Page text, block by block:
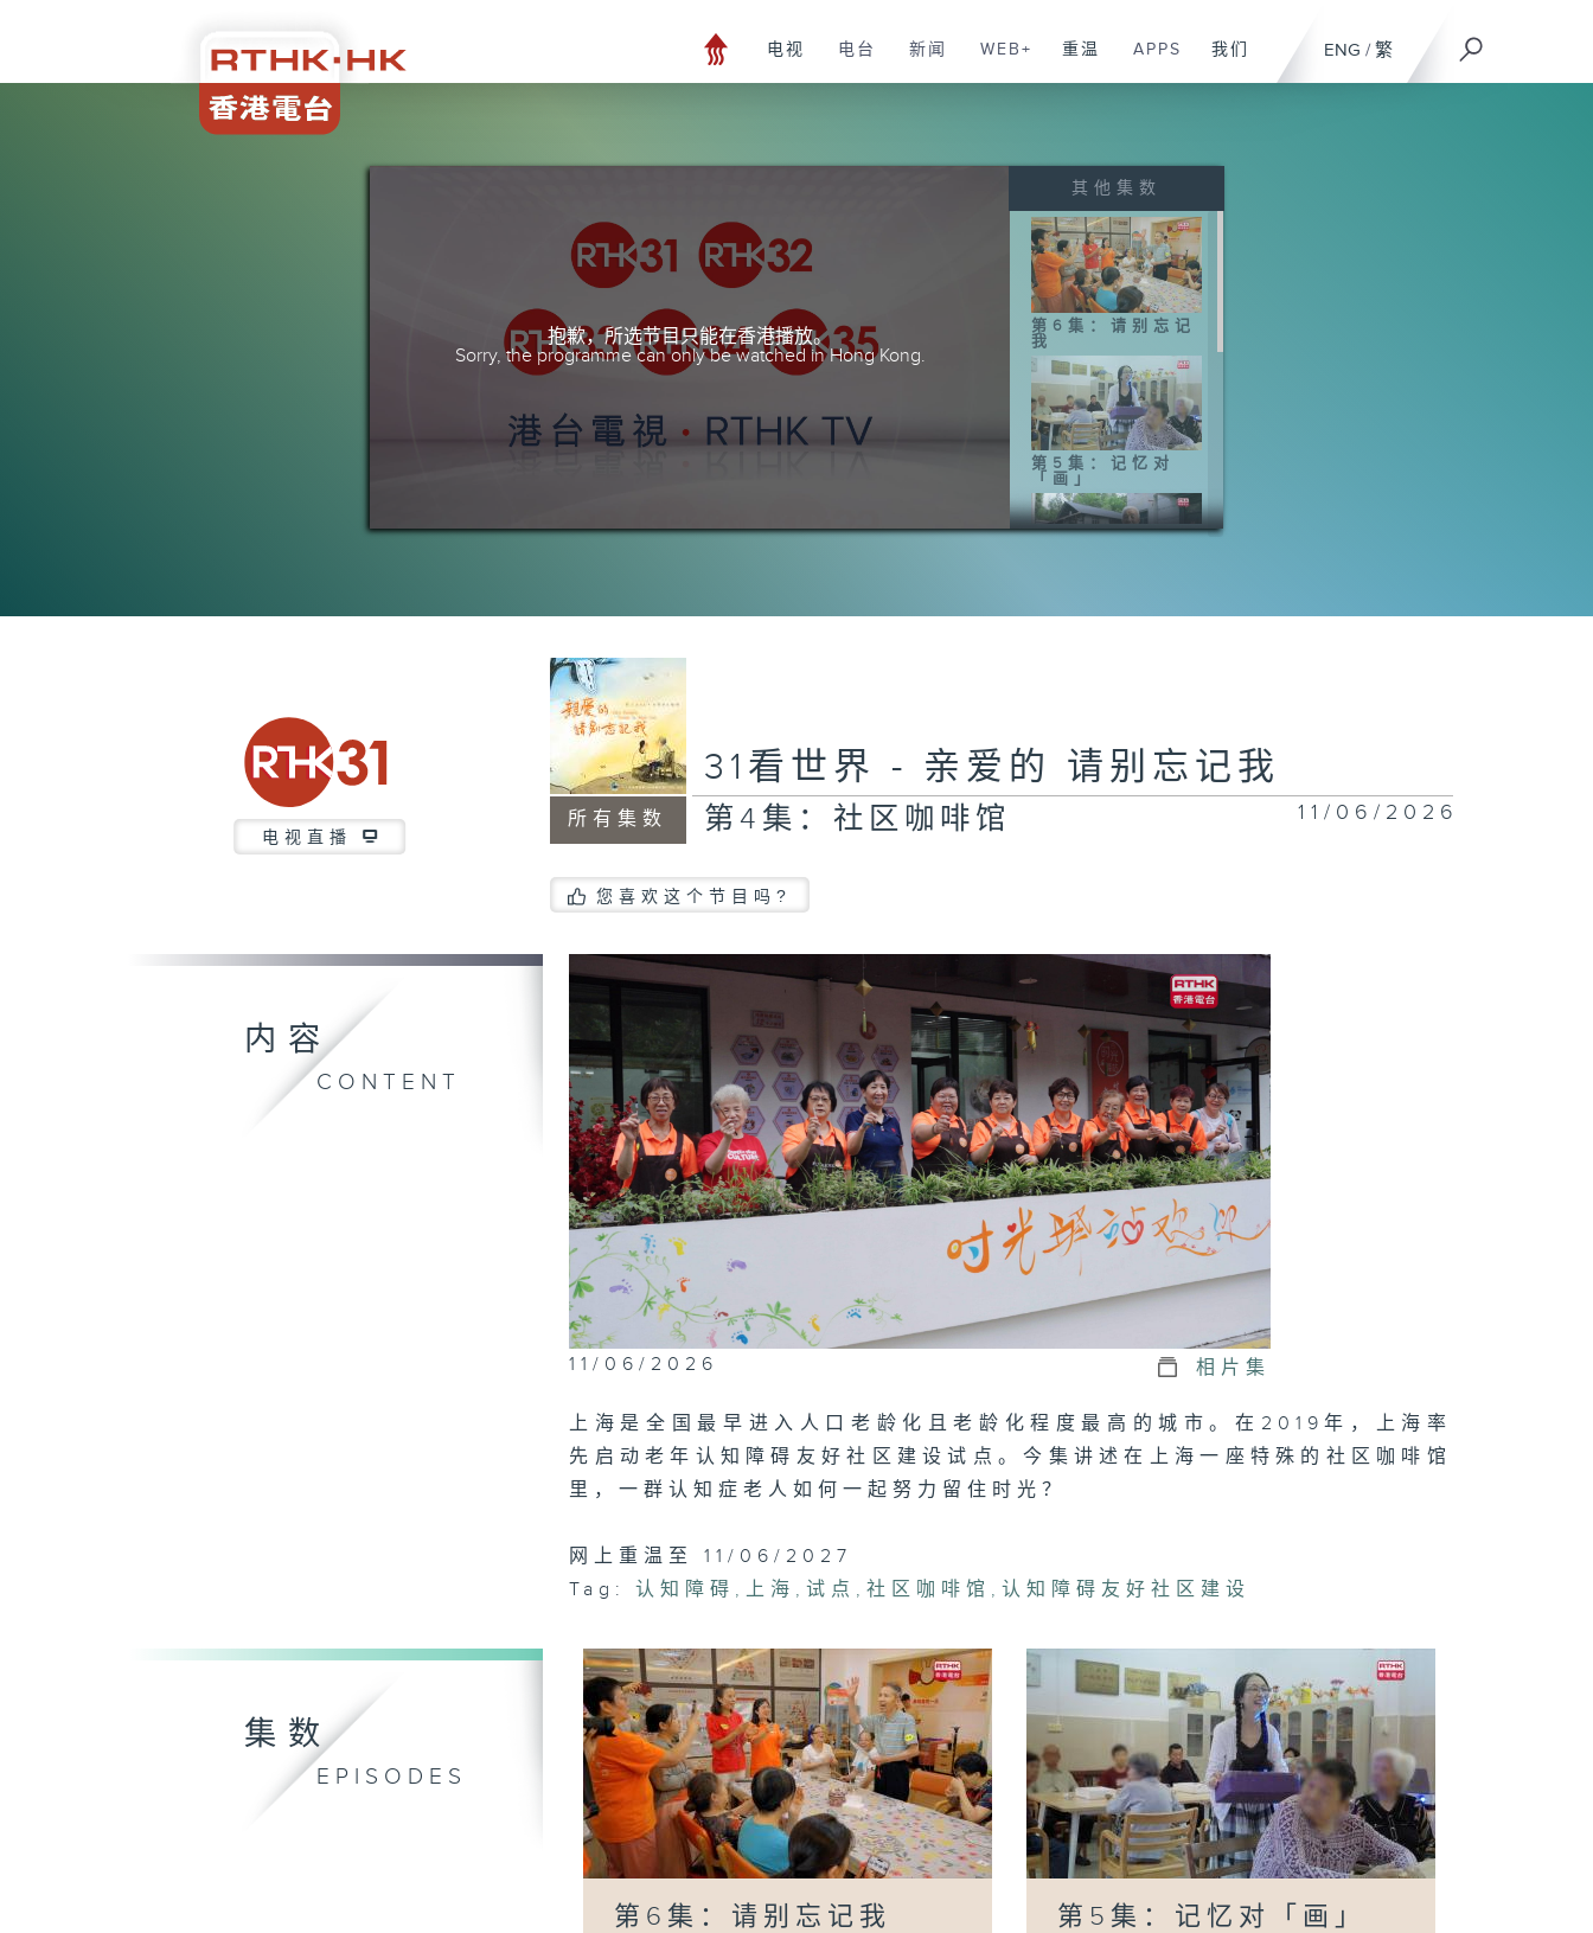
ENG / 繁
电视 电台 新闻 WEB+ 重温 APPS 我们
抱歉，所选节目只能在香港播放。
Sorry, the programme can only be watched in Hong Kong.
其他集数
第6集：请别忘记
我
第5集：记忆对
「画」
挂
值
电视直播
所有集数
31看世界 - 亲爱的 请别忘记我
第4集：社区咖啡馆 11/06/2026
您喜欢这个节目吗?
内容
CONTENT
11/06/2026 相片集
上海是全国最早进入人口老龄化且老龄化程度最高的城市。在2019年，上海率
先启动老年认知障碍友好社区建设试点。今集讲述在上海一座特殊的社区咖啡馆
里，一群认知症老人如何一起努力留住时光？
网上重温至 11/06/2027
Tag:
认知障碍 ,上海 ,试点 ,社区咖啡馆 ,认知障碍友好社区建设
集数
EPISODES
第6集：请别忘记我 第5集：记忆对「画」